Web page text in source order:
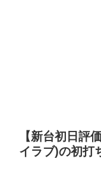
【新台初日評
イラブ)の初打